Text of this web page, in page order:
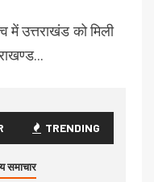
में उत्तराखंड को मिली
TRENDING
समाचार